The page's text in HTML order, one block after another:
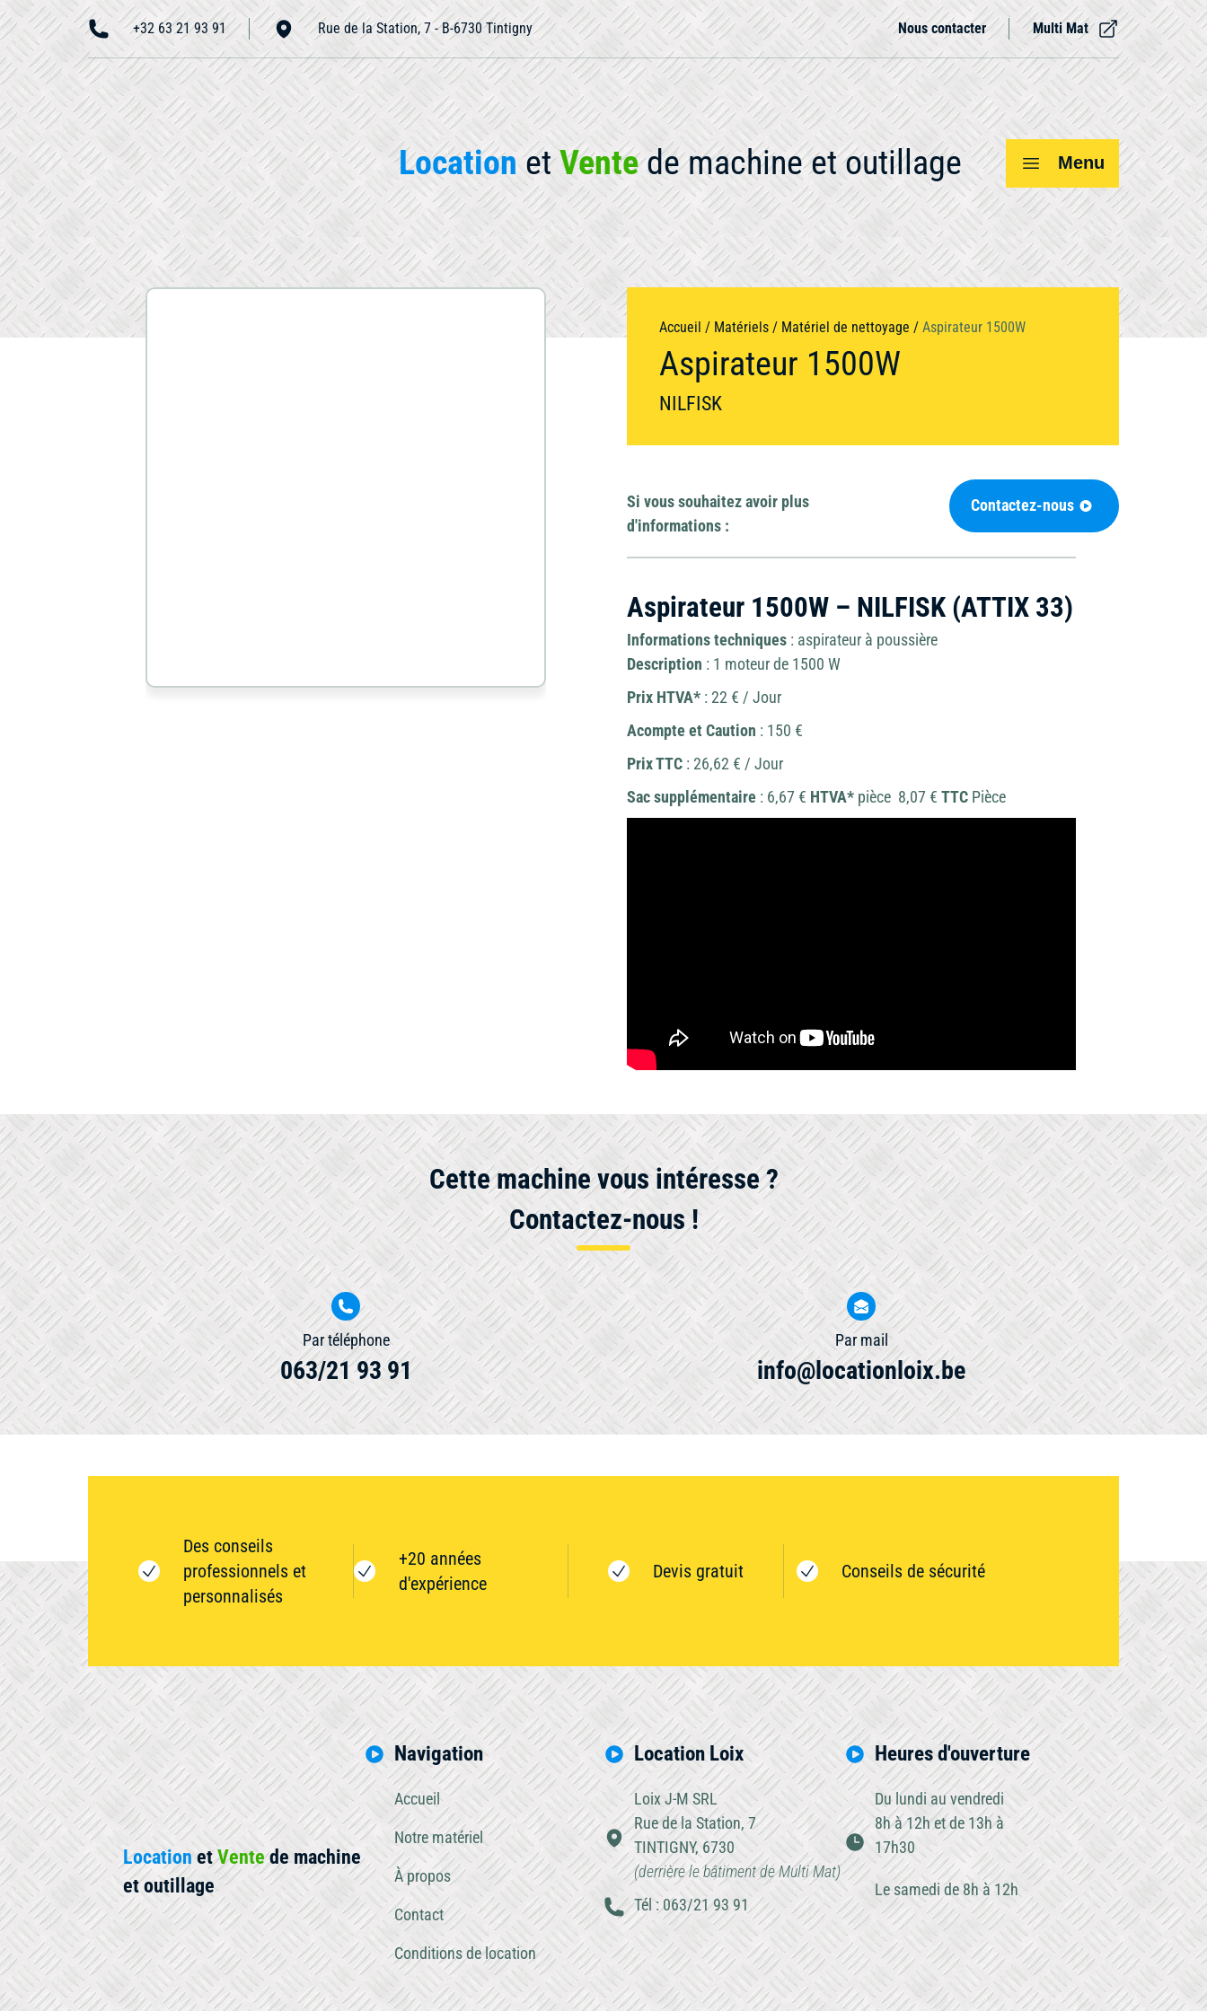
+32 63 21 93 91 Rue de la Station, 7 - B-6730 Tintigny Nous contacter Multi Mat
LocationetVentede machine et outillage Menu
Accueil
À propos
Notre matériel Voir tout
Compactage Compresseur
Élévateur à nacelle
et échafaudage
carottage
Matériel de
nettoyage
Outillage Outils de coupe
Chauffage et
déshumidificateur
Accueil / Matériels / Matériel de nettoyage / Aspirateur 1500W
Aspirateur 1500W
NILFISK
Si vous souhaitez avoir plus
d'informations :
Contactez-nous
Aspirateur 1500W – NILFISK (ATTIX 33)
Informations techniques : aspirateur à poussière
Description : 1 moteur de 1500 W
Prix HTVA* : 22 € / Jour
Acompte et Caution : 150 €
Prix TTC : 26,62 € / Jour
Sac supplémentaire : 6,67 € HTVA* pièce 8,07 € TTC Pièce
Cette machine vous intéresse ?
Contactez-nous !
Par téléphone
063/21 93 91
Par mail
info@locationloix.be
Des conseils
professionnels et
personnalisés
+20 années
d'expérience
Devis gratuit Conseils de sécurité
Location etVentede machine
et outillage
Navigation
Accueil
Notre matériel
À propos
Contact
Conditions de location
Location Loix
Loix J-M SRL
Rue de la Station, 7
TINTIGNY, 6730
(derrière le bâtiment de Multi Mat)
Tél : 063/21 93 91
Heures d'ouverture
Du lundi au vendredi
8h à 12h et de 13h à
17h30
Le samedi de 8h à 12h